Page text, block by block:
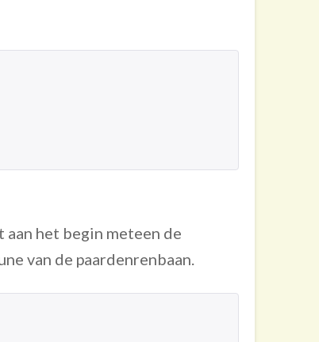
aan het begin meteen de
van de paardenrenbaan.